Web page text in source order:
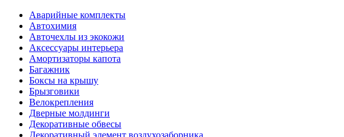
Аварийные комплекты
Автохимия
Авточехлы из экокожи
Аксессуары интерьера
Амортизаторы капота
Багажник
Боксы на крышу
Брызговики
Велокрепления
Дверные молдинги
Декоративные обвесы
Декоративный элемент воздухозаборника